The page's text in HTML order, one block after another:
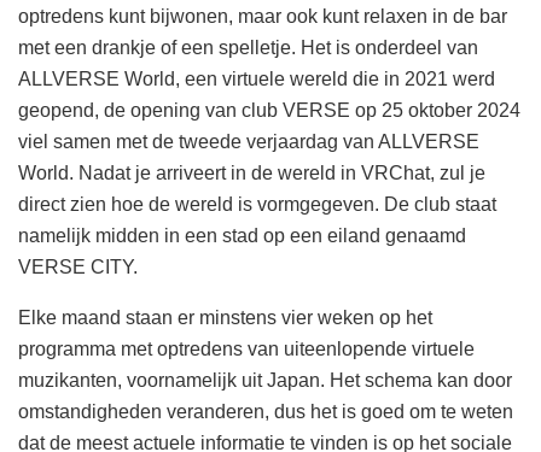
optredens kunt bijwonen, maar ook kunt relaxen in de bar
met een drankje of een spelletje. Het is onderdeel van
ALLVERSE World, een virtuele wereld die in 2021 werd
geopend, de opening van club VERSE op 25 oktober 2024
viel samen met de tweede verjaardag van ALLVERSE
World. Nadat je arriveert in de wereld in VRChat, zul je
direct zien hoe de wereld is vormgegeven. De club staat
namelijk midden in een stad op een eiland genaamd
VERSE CITY.
Elke maand staan er minstens vier weken op het
programma met optredens van uiteenlopende virtuele
muzikanten, voornamelijk uit Japan. Het schema kan door
omstandigheden veranderen, dus het is goed om te weten
dat de meest actuele informatie te vinden is op het sociale